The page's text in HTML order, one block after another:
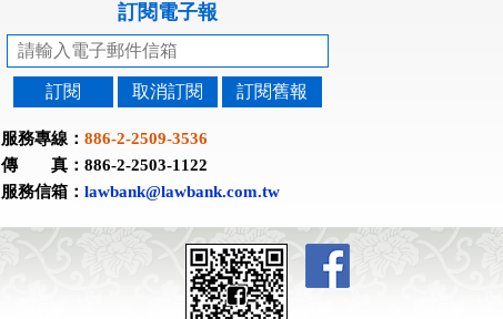
訂閱電子報
訂閱 取消訂閱 訂閱舊報
服務專線： 886-2-2509-3536
傳 真：886-2-2503-1122
服務信箱： lawbank@lawbank.com.tw